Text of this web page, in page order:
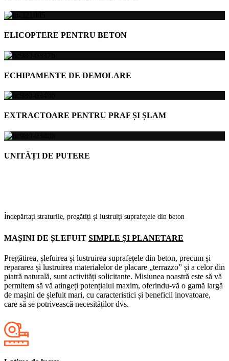
ELICOPTERE PENTRU BETON
ECHIPAMENTE DE DEMOLARE
EXTRACTOARE PENTRU PRAF ȘI ȘLAM
UNITĂȚI DE PUTERE
Îndepărtați straturile, pregătiți și lustruiți suprafețele din beton
MAȘINI DE ȘLEFUIT SIMPLE ȘI PLANETARE
Pregătirea, șlefuirea și lustruirea suprafețele din beton, precum și
repararea și lustruirea materialelor de placare „terrazzo” și a celor din
piatră naturală, sunt activități solicitante. Misiunea noastră este să vă
permitem să vă atingeți potențialul maxim, oferindu-vă o gamă largă
de mașini de șlefuit mari, cu caracteristici și beneficii inovatoare,
care să se potrivească necesităților dvs.